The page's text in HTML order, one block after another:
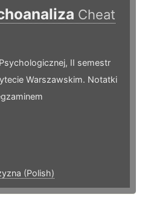
Cheat
II semestr
Warszawskim. Notatki
(Polish)